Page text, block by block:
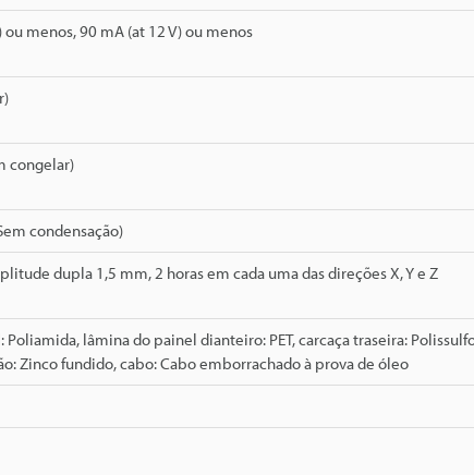
ou menos, 90 mA (at 12 V) ou menos
congelar)
condensação)
dupla 1,5 mm, 2 horas em cada uma das direções X, Y e Z
Poliamida, lâmina do painel dianteiro: PET, carcaça traseira:
Zinco fundido, cabo: Cabo emborrachado à prova de óleo